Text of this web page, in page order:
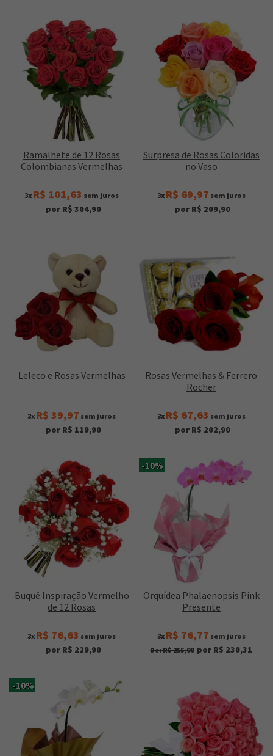
Ramalhete de 12 Rosas
Colombianas Vermelhas
3x R$ 101,63 sem juros
por R$ 304,90
Surpresa de Rosas Coloridas
no Vaso
3x R$ 69,97 sem juros
por R$ 209,90
Leleco e Rosas Vermelhas
3x R$ 39,97 sem juros
por R$ 119,90
Rosas Vermelhas & Ferrero
Rocher
3x R$ 67,63 sem juros
por R$ 202,90
Buquê Inspiração Vermelho
de 12 Rosas
3x R$ 76,63 sem juros
por R$ 229,90
-10%
Orquídea Phalaenopsis Pink
Presente
3x R$ 76,77 sem juros
De: R$ 255,90 por R$ 230,31
-10%